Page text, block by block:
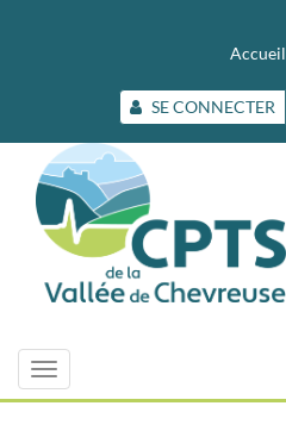
Accueil
SE CONNECTER
Toggle
navigation